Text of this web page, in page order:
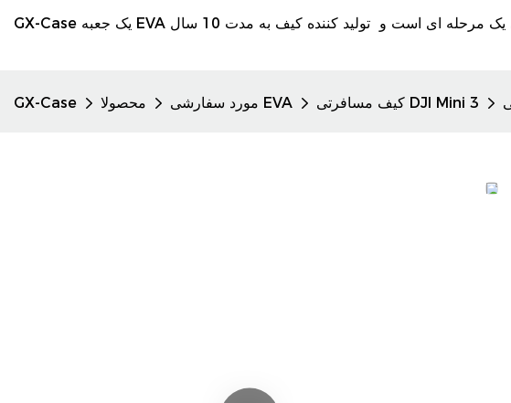
GX-Case محصولا مورد سفارشی EVA کیف مسافرتی DJI Mini 3